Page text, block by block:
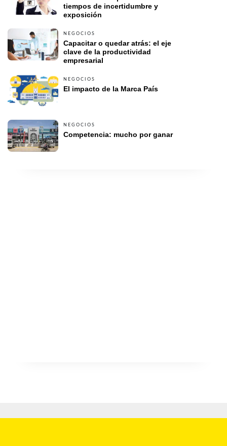
tiempos de incertidumbre y
exposición
NEGOCIOS
Capacitar o quedar atrás: el eje
clave de la productividad
empresarial
NEGOCIOS
El impacto de la Marca País
NEGOCIOS
Competencia: mucho por ganar